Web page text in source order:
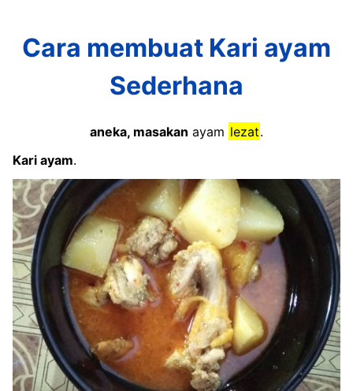
Cara membuat Kari ayam
Sederhana
aneka, masakan ayam lezat.
Kari ayam.